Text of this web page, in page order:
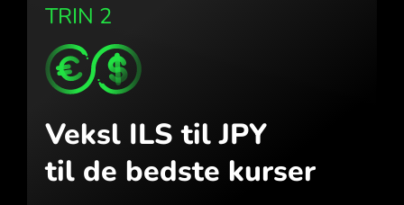
TRIN 2
Veksl ILS til JPY
til de bedste kurser